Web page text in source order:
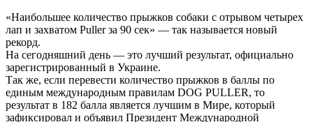
«Наибольшее количество прыжков собаки с отрывом четырех
лап и захватом Puller за 90 сек» — так называется новый
рекорд.
На сегодняшний день — это лучший результат, официально
зарегистрированный в Украине.
Так же, если перевести количество прыжков в баллы по
единым международным правилам DOG PULLER, то
результат в 182 балла является лучшим в Мире, который
зафиксировал и объявил Президент Международной